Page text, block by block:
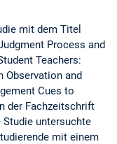
mit dem Titel
Process and
Teachers:
Observation and
Cues to
der Fachzeitschrift
untersuchte
mit einem